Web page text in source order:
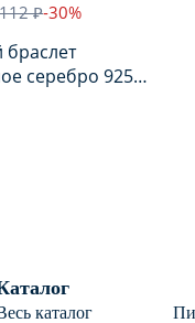
₽-30%
серебро 925
каталог